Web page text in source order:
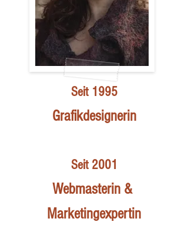
​​​​Seit 1995
Grafikdesignerin
Seit 2001
Webmasterin &
Marketingexpertin